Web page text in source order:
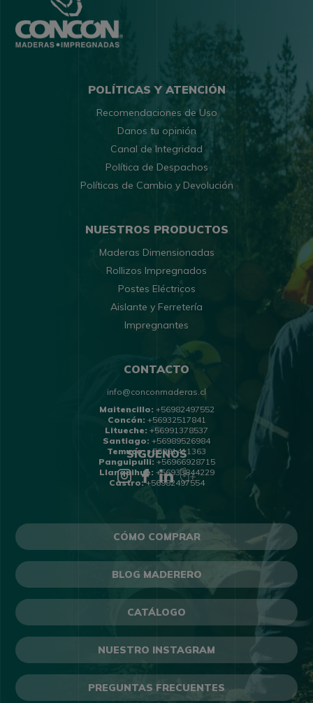
POLÍTICAS Y ATENCIÓN
Recomendaciones de Uso
Danos tu opinión
Canal de Integridad
Política de Despachos
Políticas de Cambio y Devolución
NUESTROS PRODUCTOS
Maderas Dimensionadas
Rollizos Impregnados
Postes Eléctricos
Aislante y Ferretería
Impregnantes
CONTACTO
info@conconmaderas.cl
Maitencillo: +56982497552
Concón: +56932517841
Litueche: +56991378537
Santiago: +56989526984
Temuco:+56991411363
Panguipulli: +56966928715
Llanquihue: +56933844229
Castro:+56982497554
SÍGUENOS
CÓMO COMPRAR
BLOG MADERERO
CATÁLOGO
NUESTRO INSTAGRAM
PREGUNTAS FRECUENTES